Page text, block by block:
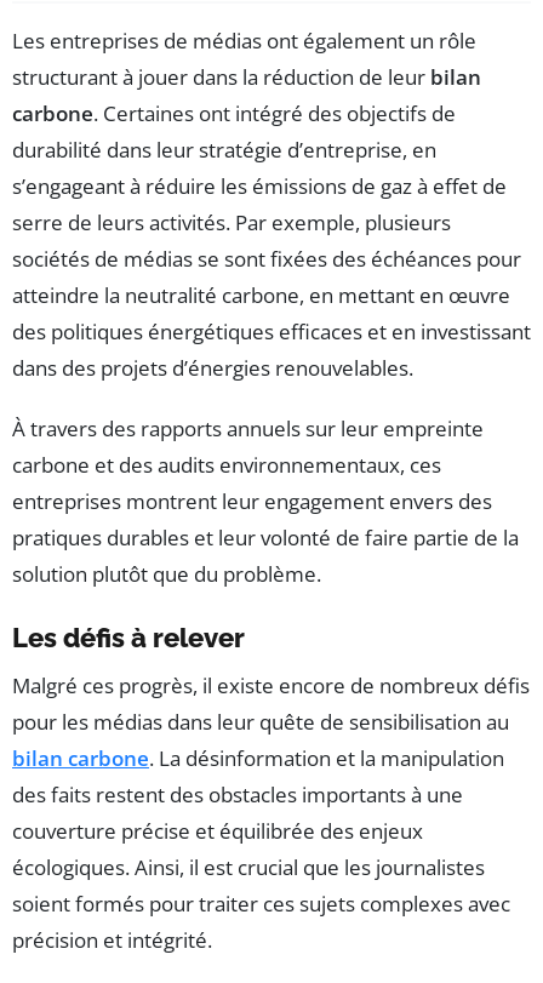
Les entreprises de médias ont également un rôle
structurant à jouer dans la réduction de leur bilan
carbone. Certaines ont intégré des objectifs de
durabilité dans leur stratégie d’entreprise, en
s’engageant à réduire les émissions de gaz à effet de
serre de leurs activités. Par exemple, plusieurs
sociétés de médias se sont fixées des échéances pour
atteindre la neutralité carbone, en mettant en œuvre
des politiques énergétiques efficaces et en investissant
dans des projets d’énergies renouvelables.
À travers des rapports annuels sur leur empreinte
carbone et des audits environnementaux, ces
entreprises montrent leur engagement envers des
pratiques durables et leur volonté de faire partie de la
solution plutôt que du problème.
Les défis à relever
Malgré ces progrès, il existe encore de nombreux défis
pour les médias dans leur quête de sensibilisation au
bilan carbone. La désinformation et la manipulation
des faits restent des obstacles importants à une
couverture précise et équilibrée des enjeux
écologiques. Ainsi, il est crucial que les journalistes
soient formés pour traiter ces sujets complexes avec
précision et intégrité.